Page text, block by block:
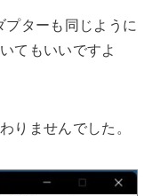
ターも同じように
てもいいですよ
りませんでした。